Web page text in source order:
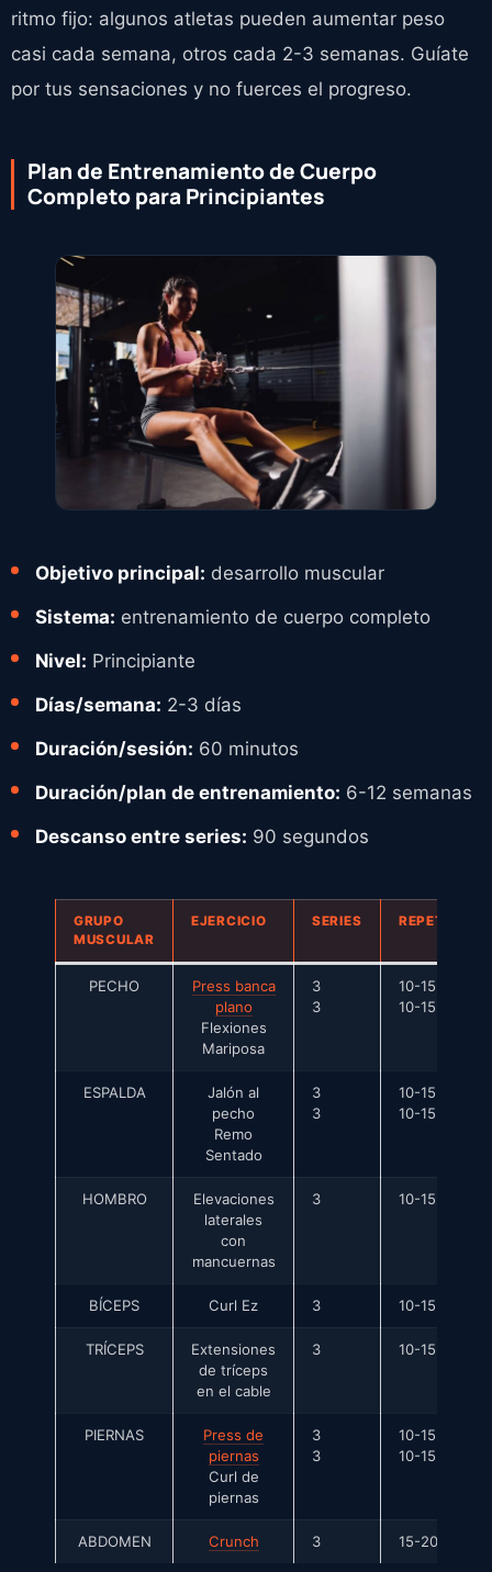
ritmo fijo: algunos atletas pueden aumentar peso
casi cada semana, otros cada 2-3 semanas. Guíate
por tus sensaciones y no fuerces el progreso.
Plan de Entrenamiento de Cuerpo
Completo para Principiantes
Objetivo principal: desarrollo muscular
Sistema: entrenamiento de cuerpo completo
Nivel: Principiante
Días/semana: 2-3 días
Duración/sesión: 60 minutos
Duración/plan de entrenamiento: 6-12 semanas
Descanso entre series: 90 segundos
GRUPO
MUSCULAR
EJERCICIO SERIES
PECHO
Press banca
plano
Flexiones
Mariposa
3
3
10-15
10-15
ESPALDA
Jalón al
pecho
Remo
Sentado
3
3
10-15
10-15
HOMBRO
Elevaciones
laterales
con
mancuernas
3 10-15
BÍCEPS Curl Ez 3 10-15
TRÍCEPS
Extensiones
de tríceps
en el cable
3 10-15
PIERNAS
Press de
piernas
Curl de
piernas
3
3
10-15
10-15
ABDOMEN Crunch 3 15-20